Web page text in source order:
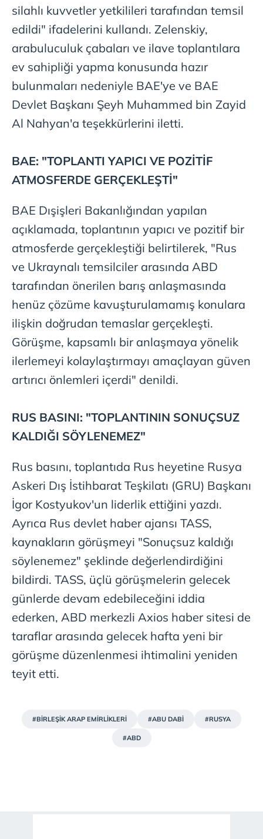
silahlı kuvvetler yetkilileri tarafından temsil
edildi" ifadelerini kullandı. Zelenskiy,
arabuluculuk çabaları ve ilave toplantılara
ev sahipliği yapma konusunda hazır
bulunmaları nedeniyle BAE'ye ve BAE
Devlet Başkanı Şeyh Muhammed bin Zayid
Al Nahyan'a teşekkürlerini iletti.
BAE: "TOPLANTI YAPICI VE POZİTİF
ATMOSFERDE GERÇEKLEŞTİ"
BAE Dışişleri Bakanlığından yapılan
açıklamada, toplantının yapıcı ve pozitif bir
atmosferde gerçekleştiği belirtilerek, "Rus
ve Ukraynalı temsilciler arasında ABD
tarafından önerilen barış anlaşmasında
henüz çözüme kavuşturulamamış konulara
ilişkin doğrudan temaslar gerçekleşti.
Görüşme, kapsamlı bir anlaşmaya yönelik
ilerlemeyi kolaylaştırmayı amaçlayan güven
artırıcı önlemleri içerdi" denildi.
RUS BASINI: "TOPLANTININ SONUÇSUZ
KALDIĞI SÖYLENEMEZ"
Rus basını, toplantıda Rus heyetine Rusya
Askeri Dış İstihbarat Teşkilatı (GRU) Başkanı
İgor Kostyukov'un liderlik ettiğini yazdı.
Ayrıca Rus devlet haber ajansı TASS,
kaynakların görüşmeyi "Sonuçsuz kaldığı
söylenemez" şeklinde değerlendirdiğini
bildirdi. TASS, üçlü görüşmelerin gelecek
günlerde devam edebileceğini iddia
ederken, ABD merkezli Axios haber sitesi de
taraflar arasında gelecek hafta yeni bir
görüşme düzenlenmesi ihtimalini yeniden
teyit etti.
#BİRLEŞİK ARAP EMİRLİKLERİ #ABU DABİ #RUSYA
#ABD